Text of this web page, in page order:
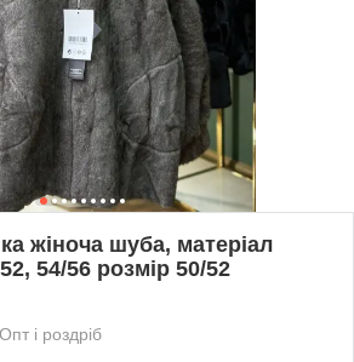
жіноча шуба, матеріал
54/56 розмір 50/52
Опт і роздріб